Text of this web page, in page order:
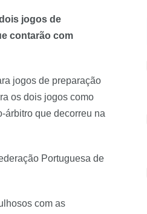
jogos de
contarão com
jogos de preparação
os dois jogos como
árbitro que decorreu na
Portuguesa de
com as